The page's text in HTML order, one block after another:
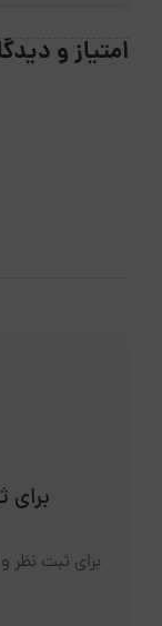
امتیاز و
برای
برای ثبت نظر